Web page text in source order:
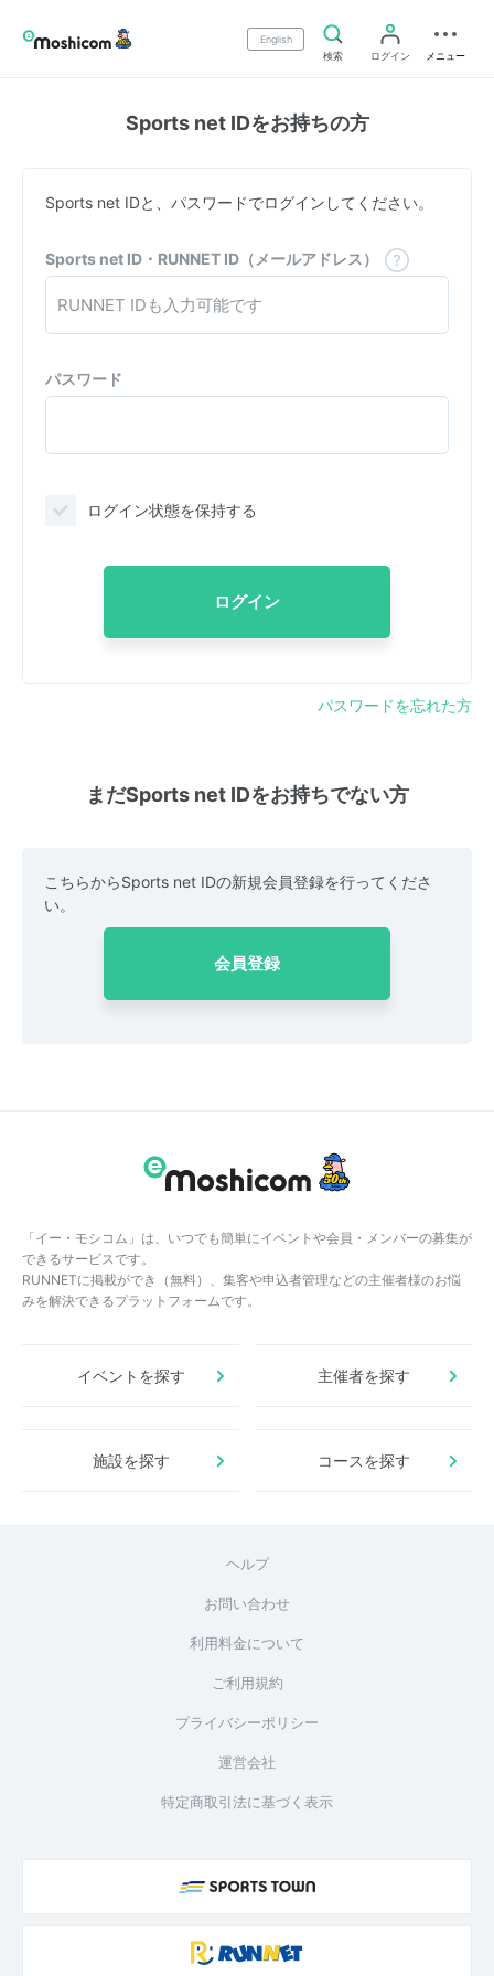
English
検索
ログイン メニュー
Sports net IDをお持ちの方
Sports net IDと、パスワードでログインしてください。
Sports net ID・RUNNET ID（メールアドレス）
パスワード
ログイン状態を保持する
ログイン
パスワードを忘れた方
まだSports net IDをお持ちでない方
こちらからSports net IDの新規会員登録を行ってくださ
い。
会員登録
「イー・モシコム」は、いつでも簡単にイベントや会員・メンバーの募集が
できるサービスです。
RUNNETに掲載ができ（無料）、集客や申込者管理などの主催者様のお悩
みを解決できるプラットフォームです。
イベントを探す 主催者を探す
施設を探す コースを探す
ヘルプ
お問い合わせ
利用料金について
ご利用規約
プライバシーポリシー
運営会社
特定商取引法に基づく表示